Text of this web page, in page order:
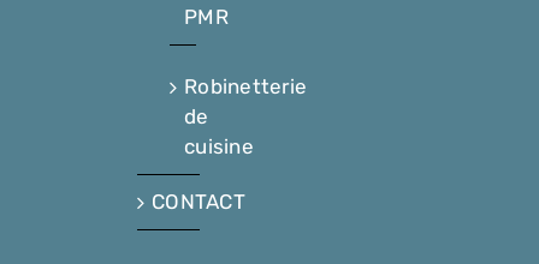
PMR
Robinetterie
de
cuisine
CONTACT